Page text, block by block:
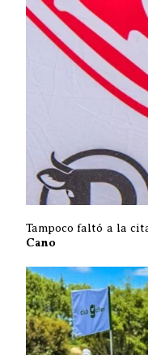
Tampoco faltó a la
Cano